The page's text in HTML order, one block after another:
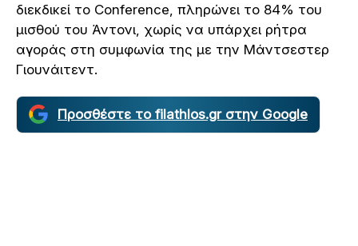
διεκδικεί το Conference, πληρώνει το 84% του
μισθού του Άντονι, χωρίς να υπάρχει ρήτρα
αγοράς στη συμφωνία της με την Μάντσεστερ
Γιουνάιτεντ.
Προσθέστε το filathlos.gr στην Google